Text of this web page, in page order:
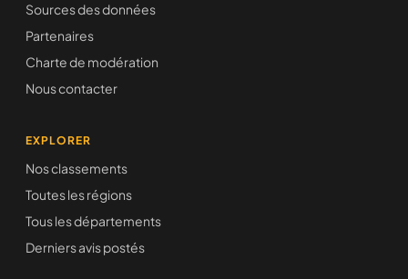
Sources des données
Partenaires
Charte de modération
Nous contacter
EXPLORER
Nos classements
Toutes les régions
Tous les départements
Derniers avis postés